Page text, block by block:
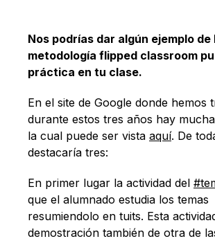
Nos podrías dar algún ejemplo de
metodología flipped classroom
práctica en tu clase.
En el site de Google donde hemos
durante estos tres años hay
la cual puede ser vista aquí. De
destacaría tres:
En primer lugar la actividad del
que el alumnado estudia los temas
resumiendolo en tuits. Esta
demostración también de otra de